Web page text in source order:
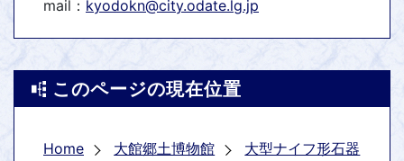
mail： kyodokn@city.odate.lg.jp
このページの現在位置
Home 大館郷土博物館 大型ナイフ形石器